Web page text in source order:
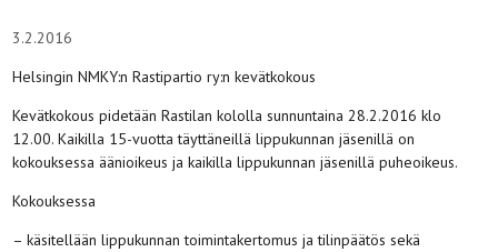
3.2.2016
Helsingin NMKY:n Rastipartio ry:n kevätkokous
Kevätkokous pidetään Rastilan kololla sunnuntaina 28.2.2016 klo
12.00. Kaikilla 15-vuotta täyttäneillä lippukunnan jäsenillä on
kokouksessa äänioikeus ja kaikilla lippukunnan jäsenillä puheoikeus.
Kokouksessa
– käsitellään lippukunnan toimintakertomus ja tilinpäätös sekä